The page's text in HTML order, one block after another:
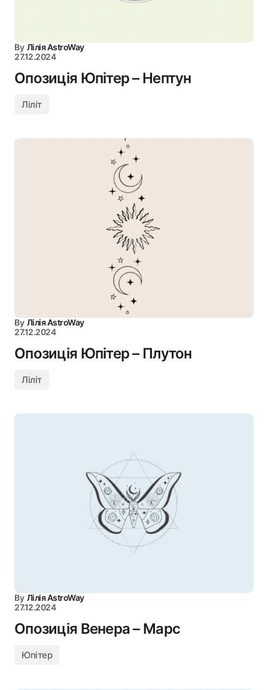
By Лілія AstroWay
27.12.2024
Опозиція Юпітер – Нептун
Ліліт
By Лілія AstroWay
27.12.2024
Опозиція Юпітер – Плутон
Ліліт
By Лілія AstroWay
27.12.2024
Опозиція Венера – Марс
Юпітер